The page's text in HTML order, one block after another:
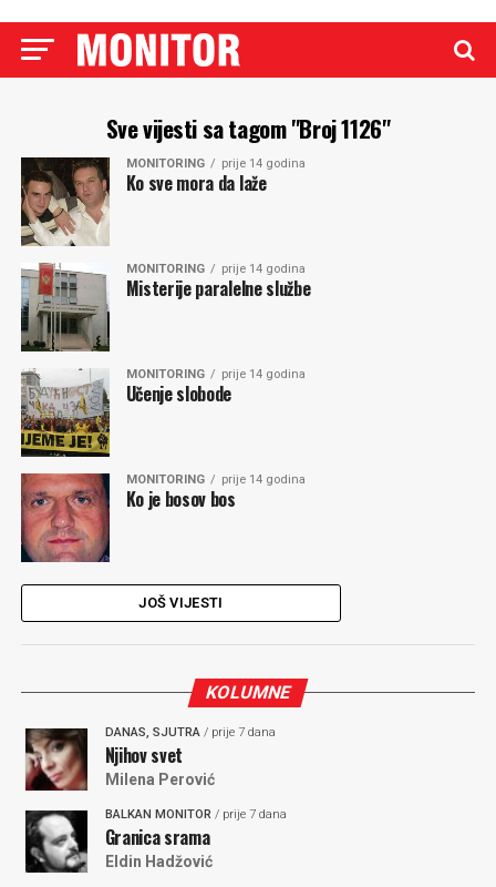
Sve vijesti sa tagom "Broj 1126"
MONITORING prije 14 godina
Ko sve mora da laže
MONITORING prije 14 godina
Misterije paralelne službe
MONITORING prije 14 godina
Učenje slobode
MONITORING prije 14 godina
Ko je bosov bos
JOŠ VIJESTI
KOLUMNE
DANAS, SJUTRA/ prije 7 dana
Njihov svet
Milena Perović
BALKAN MONITOR/ prije 7 dana
Granica srama
Eldin Hadžović